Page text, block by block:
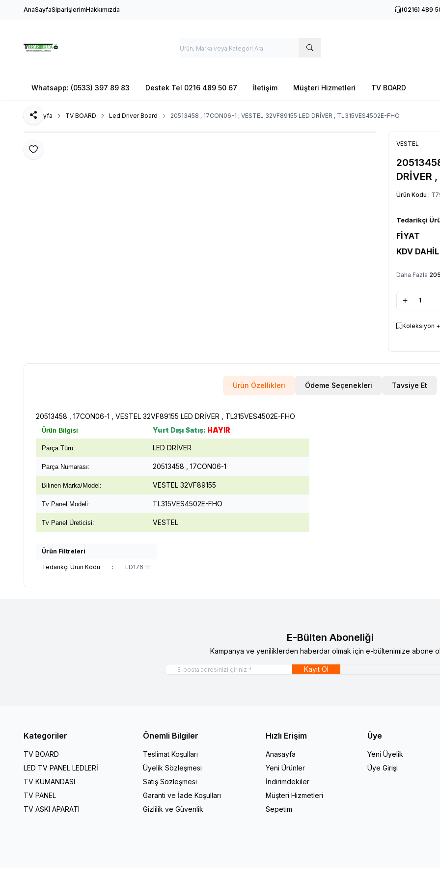
AnaSayfaSiparişlerimHakkımızda (0216) 489
Whatsapp: (0533) 397 89 83 Destek Tel 0216 489 50 67 İletişim Müşteri Hizmetleri TV BOARD
Ana Sayfa TV BOARD Led Driver Board 20513458 , 17CON06-1 , VESTEL 32VF89155 LED DRİVER , TL315VES4502E-FHO
Favoriye Ekle
Paylaş
VESTEL
DRİVER
Ürün Kodu :
Tedarikçi
FİYAT
KDV DAHİL
Daha Fazla
Koleksiyon +
Ürün Özellikleri Ödeme Seçenekleri Tavsiye Et
20513458 , 17CON06-1 , VESTEL 32VF89155 LED DRİVER , TL315VES4502E-FHO
Ürün Bilgisi Yurt Dışı Satış: HAYIR
Parça Türü: LED DRİVER
Parça Numarası: 20513458 , 17CON06-1
Bilinen Marka/Model: VESTEL 32VF89155
Tv Panel Modeli: TL315VES4502E-FHO
Tv Panel Üreticisi: VESTEL
Ürün Filtreleri
Tedarikçi Ürün Kodu : LD176-H
E-Bülten Aboneliği
Kampanya ve yeniliklerden haberdar olmak için e-bültenimize abone
Kayıt Ol
Kategoriler
TV BOARD
LED TV PANEL LEDLERİ
TV KUMANDASI
TV PANEL
TV ASKI APARATI
Önemli Bilgiler
Teslimat Koşulları
Üyelik Sözleşmesi
Satış Sözleşmesi
Garanti ve İade Koşulları
Gizlilik ve Güvenlik
Hızlı Erişim
Anasayfa
Yeni Ürünler
İndirimdekiler
Müşteri Hizmetleri
Sepetim
Üye
Yeni Üyelik
Üye Girişi